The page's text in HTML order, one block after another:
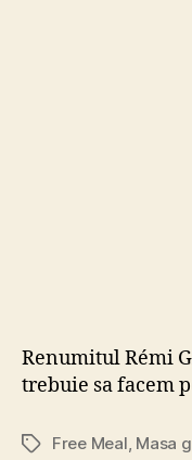
Renumitul Rémi
trebuie sa facem
TagsFree Meal, Masa